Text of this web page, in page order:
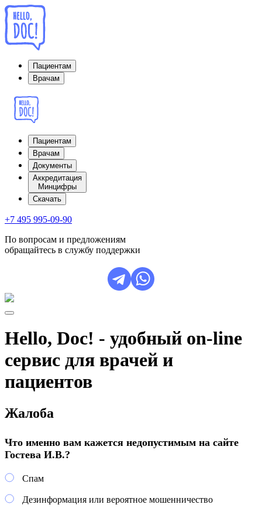
Пациентам
Врачам
Пациентам
Врачам
Документы
Аккредитация
Минцифры
Cкачать
+7 495 995-09-90
По вопросам и предложениям
обращайтесь в службу поддержки
Hello, Doc! - удобный on-line
сервис для врачей и
пациентов
Жалоба
Что именно вам кажется недопустимым на сайте
Гостева И.В.?
Спам
Дезинформация или вероятное мошенничество